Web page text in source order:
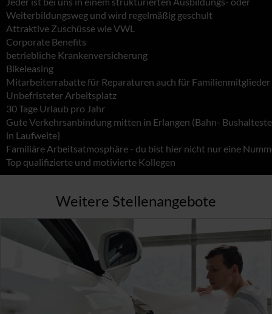
Weiterbildungsweg und wird regelmäßig geschult
Attraktive Zuschüsse wie VWL
Corporate Benefits
betriebliche Krankenversicherung
Bikeleasing
Mitarbeiterrabatte für Reparaturen auch für Familienmitglieder
Unbefristeter Arbeitsplatz
30 Tage Urlaub pro Jahr
Gute Verkehrsanbindung mitten in Erlangen (Bahn-
in Laufweite}
Familiäre Arbeitsatmosphäre - du bist hier nicht nur eine
Top qualifizierte und motivierte Kollegen
Weitere Stellenangebote